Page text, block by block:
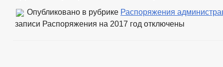
Опубликовано в рубрике Распоряжения
записи Распоряжения на 2017 год отключены